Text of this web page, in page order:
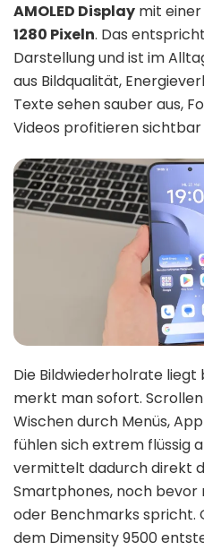
AMOLED Display mit
1280 Pixeln. Das
Darstellung und ist im
aus Bildqualität,
Texte sehen sauber aus,
Videos profitieren
Die Bildwiederholrate liegt
merkt man sofort.
Wischen durch Menüs,
fühlen sich extrem flüssig
vermittelt dadurch direkt
Smartphones, noch bevor
oder Benchmarks spricht.
dem Dimensity 9500